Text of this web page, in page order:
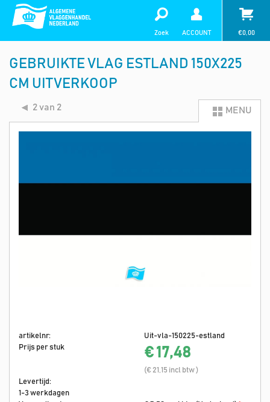
Zoek ACCOUNT €0,00
GEBRUIKTE VLAG ESTLAND 150X225
CM UITVERKOOP
2 van 2 MENU
artikelnr:
Uit-vla-150225-estland
Prijs per stuk
€ 17,48
(€ 21,15 incl btw )
Levertijd:
1-3 werkdagen